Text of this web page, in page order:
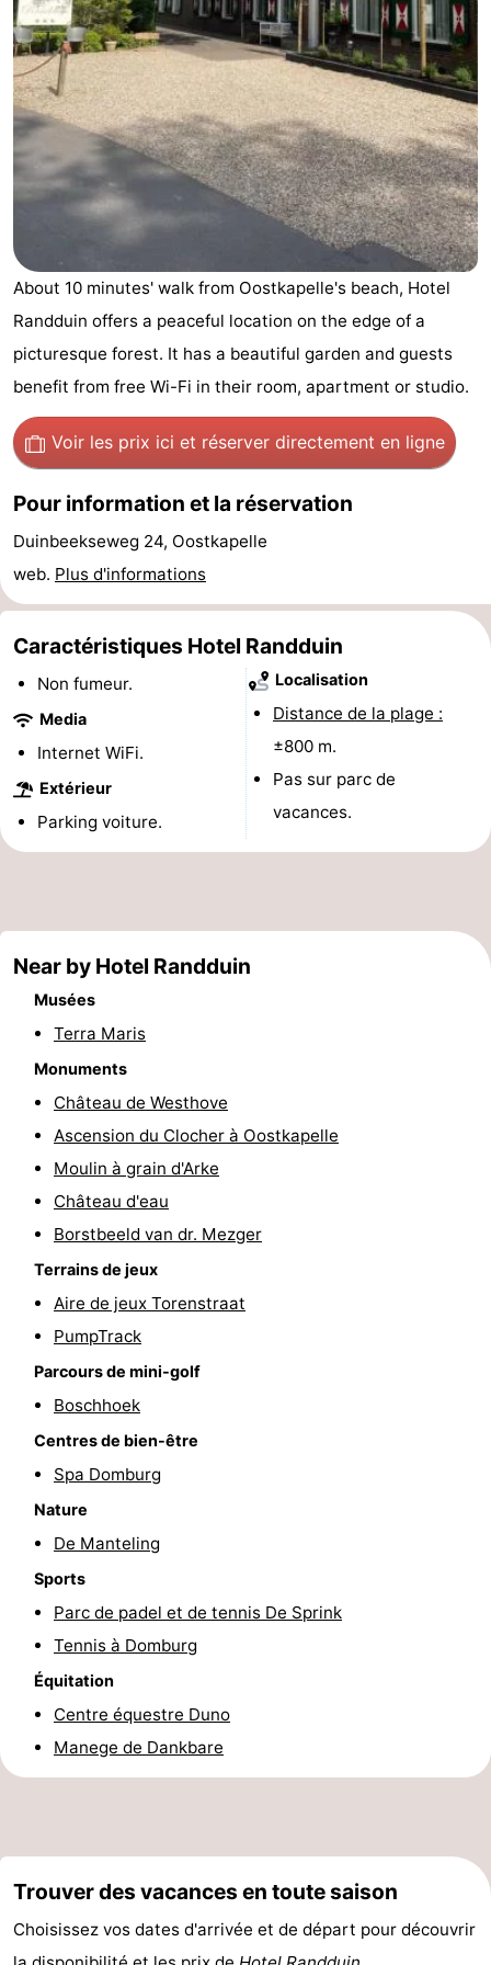
Geere
d'hôtes
Chaumières
-
Bos
en
-
De
Geere
-
Zandput
Dennenbos
Fort
Haak
-
De
Bongerd
Westhove
Hôtels
Last
Voir
Musées
-
Monuments
Points
Attractions
de
Aires
jeux
intérieures
-
Bowling
Parcours
mini-
golf
Centres
bien-
être
Villages
villes
Nature
Visites
guidées
Sports
Faire
vélo
Équitation
Manèges
Terrains
Peche
Sportive
Equitation
Conduite
Boire
manger
Pratiques
Forum
Route
About 10 minutes' walk from Oostkapelle's beach, Hotel
Randduin offers a peaceful location on the edge of a
picturesque forest. It has a beautiful garden and guests
benefit from free Wi-Fi in their room, apartment or studio.
Voir les prix ici et réserver directement en ligne
Pour information et la réservation
Duinbeekseweg 24, Oostkapelle
web. Plus d'informations
Caractéristiques Hotel Randduin
Non fumeur.
Media
Internet WiFi.
Extérieur
Parking voiture.
Localisation
Distance de la plage :
±800 m.
Pas sur parc de
vacances.
Near by Hotel Randduin
Musées
Terra Maris
Monuments
Château de Westhove
Ascension du Clocher à Oostkapelle
Moulin à grain d'Arke
Château d'eau
Borstbeeld van dr. Mezger
Terrains de jeux
Aire de jeux Torenstraat
PumpTrack
Parcours de mini-golf
Boschhoek
Centres de bien-être
Spa Domburg
Nature
De Manteling
Sports
Parc de padel et de tennis De Sprink
Tennis à Domburg
Équitation
Centre équestre Duno
Manege de Dankbare
Trouver des vacances en toute saison
Choisissez vos dates d'arrivée et de départ pour découvrir